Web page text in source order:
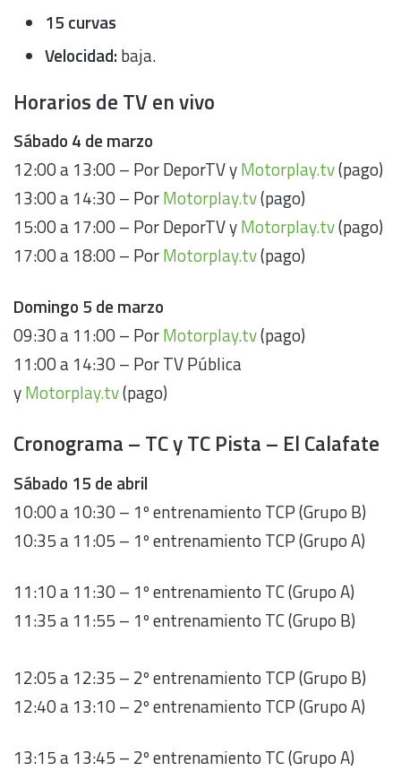
15 curvas
Velocidad: baja.
Horarios de TV en vivo
Sábado 4 de marzo
12:00 a 13:00 – Por DeporTV yMotorplay.tv(pago)
13:00 a 14:30 – PorMotorplay.tv(pago)
15:00 a 17:00 – Por DeporTV yMotorplay.tv(pago)
17:00 a 18:00 – PorMotorplay.tv(pago)
Domingo 5 de marzo
09:30 a 11:00 – PorMotorplay.tv(pago)
11:00 a 14:30 – Por TV Pública
yMotorplay.tv(pago)
Cronograma – TC y TC Pista – El Calafate
Sábado 15 de abril
10:00 a 10:30 – 1º entrenamiento TCP (Grupo B)
10:35 a 11:05 – 1º entrenamiento TCP (Grupo A)
11:10 a 11:30 – 1º entrenamiento TC (Grupo A)
11:35 a 11:55 – 1º entrenamiento TC (Grupo B)
12:05 a 12:35 – 2º entrenamiento TCP (Grupo B)
12:40 a 13:10 – 2º entrenamiento TCP (Grupo A)
13:15 a 13:45 – 2º entrenamiento TC (Grupo A)